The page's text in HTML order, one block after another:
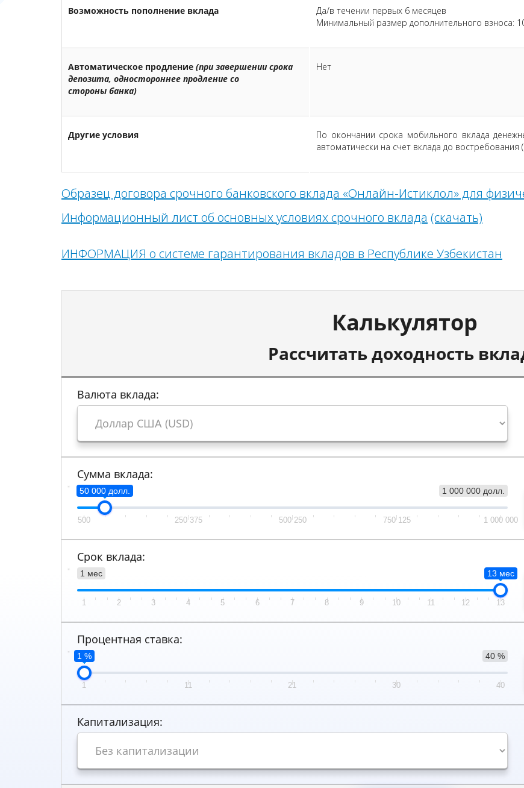
Возможность пополнение вклада
Да/в течении первых 6 месяцев
Минимальный размер дополнительного взноса:
Автоматическое продление (при завершении срока
депозита, одностороннее продление со
стороны банка)
Нет
Другие условия
По окончании срока мобильного вклада
автоматически на счет вклада до востребования
Образец договора срочного банковского вклада «Онлайн-Истиклол» для
Информационный лист об основных условиях срочного вклада (скачать)
ИНФОРМАЦИЯ о системе гарантирования вкладов в Республике Узбекистан
Калькулятор
Рассчитать доходность
Валюта вклада:
Сумма вклада:
1 000 000 долл.
50 000 долл.
500 250 375 500 250 750 125 1 000 000
Срок вклада:
1 мес 13 мес
1 2 3 4 5 6 7 8 9 10 11 12 13
Процентная ставка:
40 %
1 %
1 11 21 30 40
Капитализация: